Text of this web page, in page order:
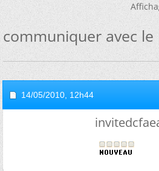
communiquer avec le
14/05/2010, 12h44